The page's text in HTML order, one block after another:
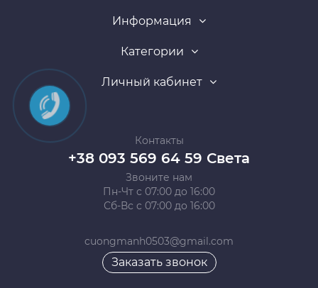
Информация
Категории
Личный кабинет
Контакты
+38 093 569 64 59 Света
Звоните нам
Пн-Чт с 07:00 до 16:00
Сб-Вс с 07:00 до 16:00
cuongmanh0503@gmail.com
Заказать звонок